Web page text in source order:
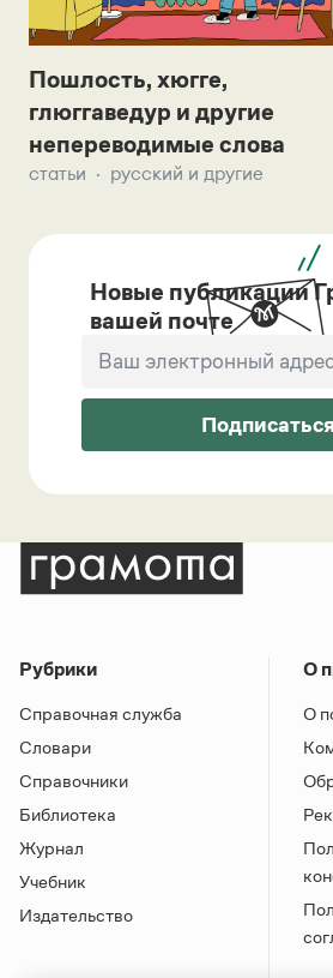
Пошлость, хюгге,
глюггаведур и другие
непереводимые слова
статьи русский и другие
Новые публикации
вашей почте
Подписаться
Рубрики
Справочная служба
Словари
Справочники
Библиотека
Журнал
Учебник
Издательство
О
О